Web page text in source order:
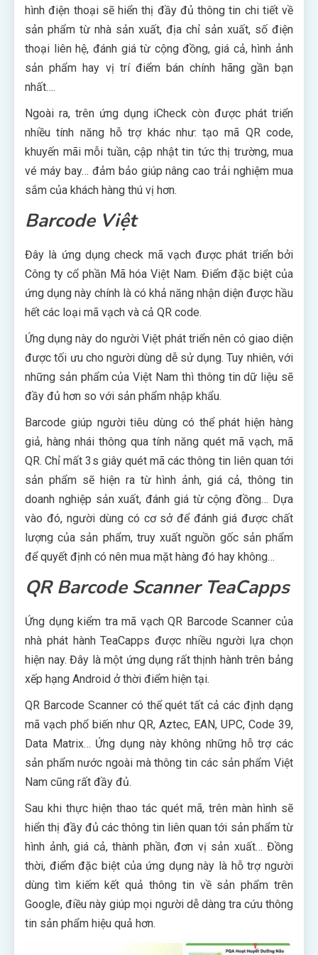
hình điện thoại sẽ hiển thị đầy đủ thông tin chi tiết về
sản phẩm từ nhà sản xuất, địa chỉ sản xuất, số điện
thoại liên hệ, đánh giá từ cộng đồng, giá cả, hình ảnh
sản phẩm hay vị trí điểm bán chính hãng gần bạn
nhất….
Ngoài ra, trên ứng dụng iCheck còn được phát triển
nhiều tính năng hỗ trợ khác như: tạo mã QR code,
khuyến mãi mỗi tuần, cập nhật tin tức thị trường, mua
vé máy bay… đảm bảo giúp nâng cao trải nghiệm mua
sắm của khách hàng thú vị hơn.
Barcode Việt
Đây là ứng dụng check mã vạch được phát triển bởi
Công ty cổ phần Mã hóa Việt Nam. Điểm đặc biệt của
ứng dụng này chính là có khả năng nhận diện được hầu
hết các loại mã vạch và cả QR code.
Ứng dụng này do người Việt phát triển nên có giao diện
được tối ưu cho người dùng dễ sử dụng. Tuy nhiên, với
những sản phẩm của Việt Nam thì thông tin dữ liệu sẽ
đầy đủ hơn so với sản phẩm nhập khẩu.
Barcode giúp người tiêu dùng có thể phát hiện hàng
giả, hàng nhái thông qua tính năng quét mã vạch, mã
QR. Chỉ mất 3s giây quét mã các thông tin liên quan tới
sản phẩm sẽ hiện ra từ hình ảnh, giá cả, thông tin
doanh nghiệp sản xuất, đánh giá từ cộng đồng… Dựa
vào đó, người dùng có cơ sở để đánh giá được chất
lượng của sản phẩm, truy xuất nguồn gốc sản phẩm
để quyết định có nên mua mặt hàng đó hay không…
QR Barcode Scanner TeaCapps
Ứng dụng kiểm tra mã vạch QR Barcode Scanner của
nhà phát hành TeaCapps được nhiều người lựa chọn
hiện nay. Đây là một ứng dụng rất thịnh hành trên bảng
xếp hạng Android ở thời điểm hiện tại.
QR Barcode Scanner có thể quét tất cả các định dạng
mã vạch phổ biến như QR, Aztec, EAN, UPC, Code 39,
Data Matrix… Ứng dụng này không những hỗ trợ các
sản phẩm nước ngoài mà thông tin các sản phẩm Việt
Nam cũng rất đầy đủ.
Sau khi thực hiện thao tác quét mã, trên màn hình sẽ
hiển thị đầy đủ các thông tin liên quan tới sản phẩm từ
hình ảnh, giá cả, thành phần, đơn vị sản xuất… Đồng
thời, điểm đặc biệt của ứng dụng này là hỗ trợ người
dùng tìm kiếm kết quả thông tin về sản phẩm trên
Google, điều này giúp mọi người dễ dàng tra cứu thông
tin sản phẩm hiệu quả hơn.